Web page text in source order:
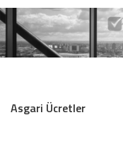
Asgari Ücretler